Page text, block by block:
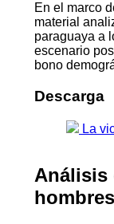
En el marco
material
paraguaya a
escenario
bono
Descarga
La
Análisis